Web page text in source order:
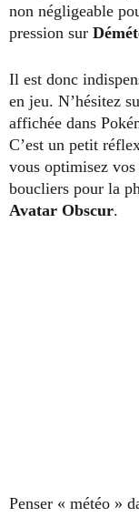
non négligeable
pression sur
Il est donc
en jeu. N’hésitez
affichée dans
C’est un petit
vous optimisez
boucliers pour la
Avatar Obscur.
Penser « météo »